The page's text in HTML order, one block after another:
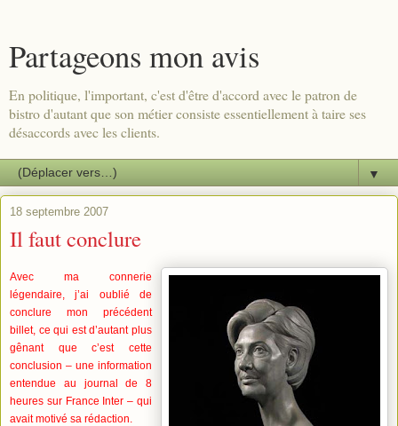
Partageons mon avis
En politique, l'important, c'est d'être d'accord avec le patron de
bistro d'autant que son métier consiste essentiellement à taire ses
désaccords avec les clients.
▼
18 septembre 2007
Il faut conclure
Avec ma connerie
légendaire, j’ai oublié de
conclure mon précédent
billet, ce qui est d’autant plus
gênant que c’est cette
conclusion – une information
entendue au journal de 8
heures sur France Inter – qui
avait motivé sa rédaction.